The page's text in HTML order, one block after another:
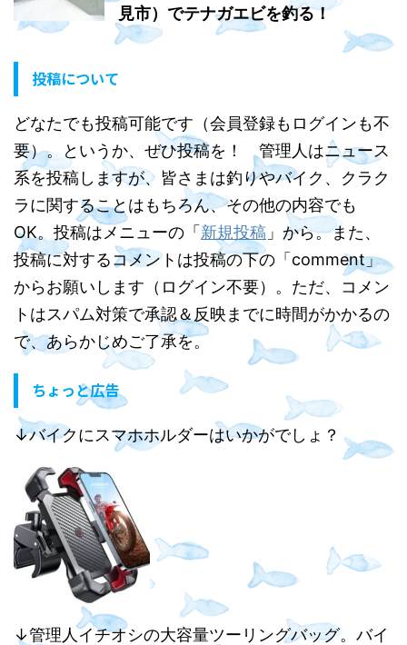
見市）でテナガエビを釣る！
投稿について
どなたでも投稿可能です（会員登録もログインも不
要）。というか、ぜひ投稿を！ 管理人はニュース
系を投稿しますが、皆さまは釣りやバイク、クラク
ラに関することはもちろん、その他の内容でも
OK。投稿はメニューの「新規投稿 」から。また、
投稿に対するコメントは投稿の下の「comment」
からお願いします（ログイン不要）。ただ、コメン
トはスパム対策で承認＆反映までに時間がかかるの
で、あらかじめご了承を。
ちょっと広告
↓バイクにスマホホルダーはいかがでしょ？
↓管理人イチオシの大容量ツーリングバッグ。バイ